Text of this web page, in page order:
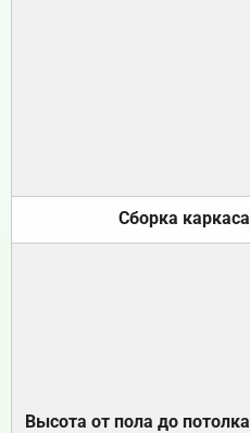
Сборка каркаса
Высота от пола до потолка